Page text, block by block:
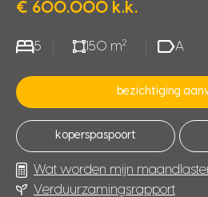
€ 600.000 k.k.
5 150 m2 A
bezichtiging
koperspaspoort
Wat worden mijn
Verduurzamingsrapport